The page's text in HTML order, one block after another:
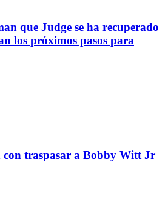
que Judge se ha recuperado
los próximos pasos para
con traspasar a Bobby Witt Jr